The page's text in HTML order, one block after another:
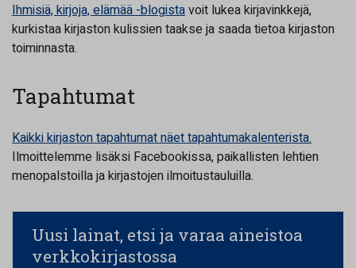
Ihmisiä, kirjoja, elämää -blogistavoit lukea kirjavinkkejä,
kurkistaa kirjaston kulissien taakse ja saada tietoa kirjaston
toiminnasta.
Tapahtumat
Kaikki kirjaston tapahtumat näet tapahtumakalenterista.
Ilmoittelemme lisäksi Facebookissa, paikallisten lehtien
menopalstoilla ja kirjastojen ilmoitustauluilla.
Uusi lainat, etsi ja varaa aineistoa
verkkokirjastossa